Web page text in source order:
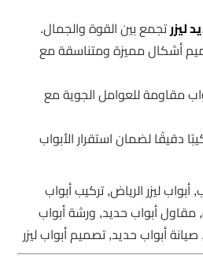
ليزرتجمع بين القوة والجمال.
أشكال مميزة ومتناسقة مع
مقاومة للعوامل الجوية مع
دقيقًا لضمان استقرار الأبواب
أبواب ليزر الرياض, تركيب أبواب
مقاول أبواب حديد, ورشة أبواب
أبواب حديد, تصميم أبواب ليزر